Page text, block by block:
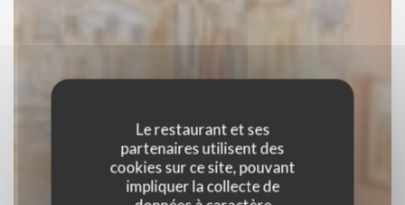
Le restaurant et ses
partenaires utilisent des
cookies sur ce site, pouvant
impliquer la collecte de